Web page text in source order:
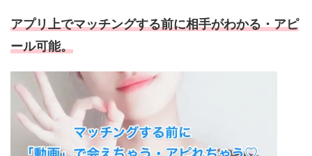
アプリ上でマッチングする前に相手がわかる・アピ
ール可能。